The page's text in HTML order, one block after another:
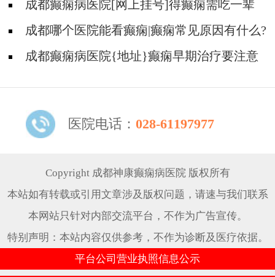
影响吗?
成都癫痫病医院[网上挂号]得癫痫需吃一辈
子药吗?
成都哪个医院能看癫痫|癫痫常见原因有什么?
成都癫痫病医院{地址}癫痫早期治疗要注意
医院电话： 028-61197977
Copyright 成都神康癫痫病医院 版权所有
本站如有转载或引用文章涉及版权问题，请速与我们联系
本网站只针对内部交流平台，不作为广告宣传。
特别声明：本站内容仅供参考，不作为诊断及医疗依据。
平台公司营业执照信息公示